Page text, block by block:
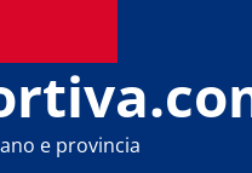
e provincia